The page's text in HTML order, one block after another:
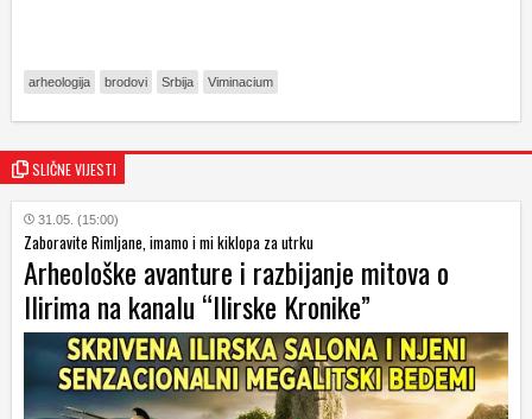
arheologija brodovi Srbija Viminacium
SLIČNE VIJESTI
31.05. (15:00)
Zaboravite Rimljane, imamo i mi kiklopa za utrku
Arheološke avanture i razbijanje mitova o
Ilirima na kanalu “Ilirske Kronike”